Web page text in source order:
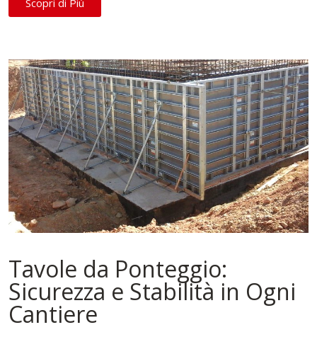
Scopri di Più
Tavole da Ponteggio:
Sicurezza e Stabilità in Ogni
Cantiere